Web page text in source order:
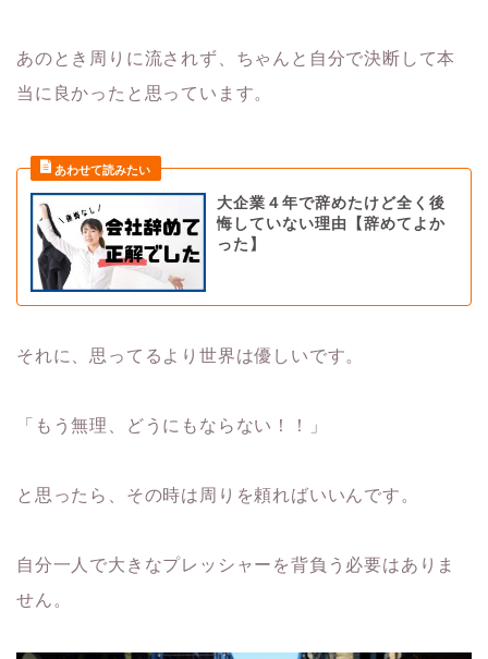
あのとき周りに流されず、ちゃんと自分で決断して本
当に良かったと思っています。
大企業４年で辞めたけど全く後
悔していない理由【辞めてよか
った】
それに、思ってるより世界は優しいです。
「もう無理、どうにもならない！！」
と思ったら、その時は周りを頼ればいいんです。
自分一人で大きなプレッシャーを背負う必要はありま
せん。